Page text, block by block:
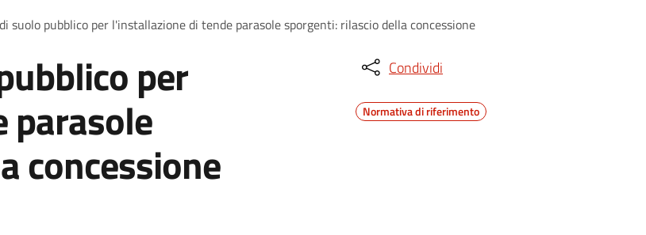
suolo pubblico per l'installazione di tende parasole sporgenti: rilascio della concessione
per
parasole
concessione
Condividi
Normativa di riferimento